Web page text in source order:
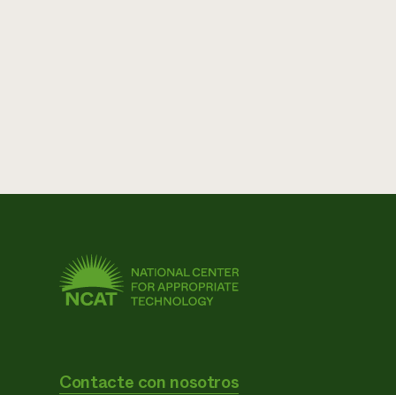
Contacte con nosotros